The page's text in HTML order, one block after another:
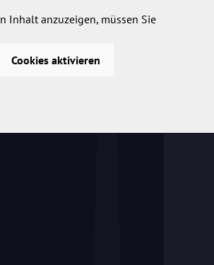
Inhalt anzuzeigen, müssen Sie
Cookies aktivieren